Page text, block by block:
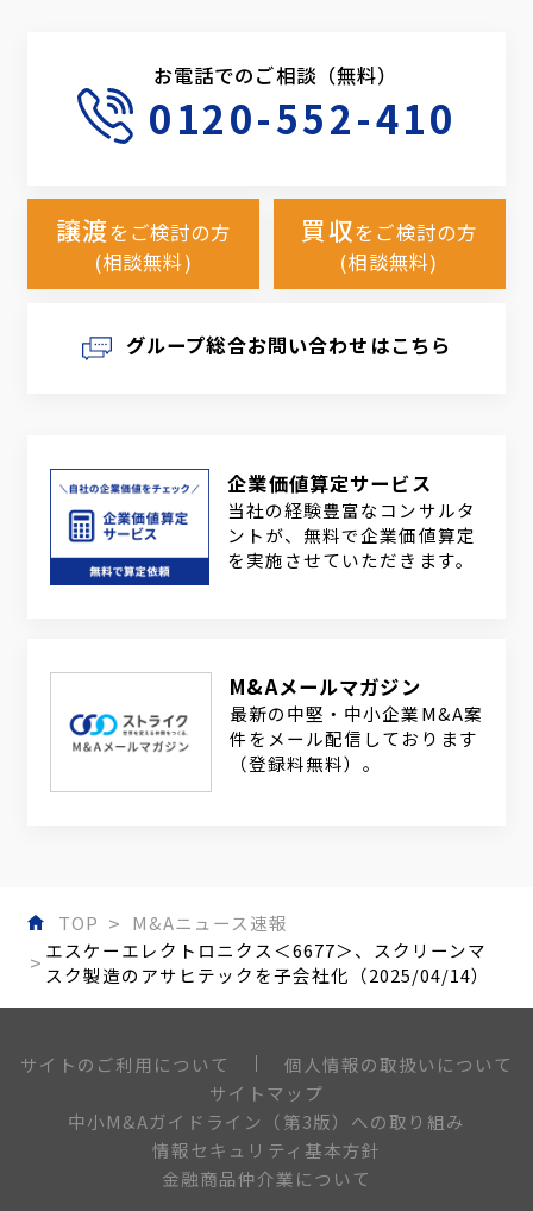
お電話でのご相談（無料）
0120-552-410
譲渡をご検討の方
(相談無料)
買収をご検討の方
(相談無料)
グループ総合お問い合わせはこちら
企業価値算定サービス
当社の経験豊富なコンサルタ
ントが、無料で企業価値算定
を実施させていただきます。
M&Aメールマガジン
最新の中堅・中小企業M&A案
件をメール配信しております
（登録料無料）。
TOP
M&Aニュース速報
エスケーエレクトロニクス＜6677＞、スクリーンマ
スク製造のアサヒテックを子会社化（2025/04/14）
サイトのご利用について
個人情報の取扱いについて
サイトマップ
中小M&Aガイドライン（第3版）への取り組み
情報セキュリティ基本方針
金融商品仲介業について